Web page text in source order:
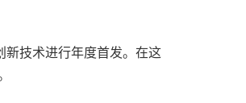
新技术进行年度首发。在这